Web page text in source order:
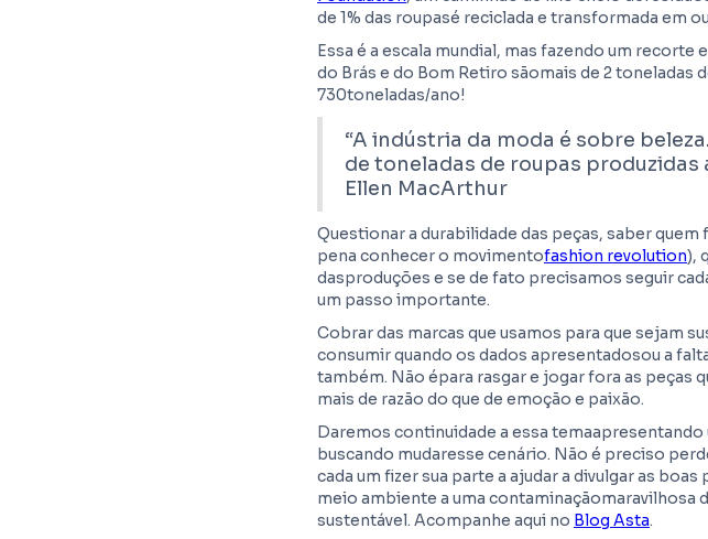
de 1% das roupasé reciclada e transformada em
Essa é a escala mundial, mas fazendo um recorte
do Brás e do Bom Retiro sãomais de 2
730toneladas/ano!
“A indústria da moda é sobre
de toneladas de roupas
Ellen MacArthur
Questionar a durabilidade das peças, saber
pena conhecer o movimentofashion revolution),
dasproduções e se de fato precisamos seguir
um passo importante.
Cobrar das marcas que usamos para que sejam
consumir quando os dados apresentadosou a
também. Não épara rasgar e jogar fora as peças
mais de razão do que de emoção e paixão.
Daremos continuidade a essa
buscando mudaresse cenário. Não é preciso
cada um fizer sua parte a ajudar a divulgar as
meio ambiente a uma contaminaçãomaravilhosa
sustentável. Acompanhe aqui no Blog Asta.